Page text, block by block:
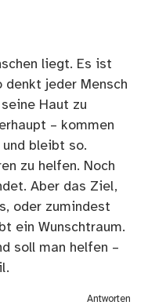
liegt. Es ist
denkt jeder Mensch
Haut zu
– kommen
bleibt so.
zu helfen. Noch
Aber das Ziel,
oder zumindest
ein Wunschtraum.
soll man helfen –
Antworten